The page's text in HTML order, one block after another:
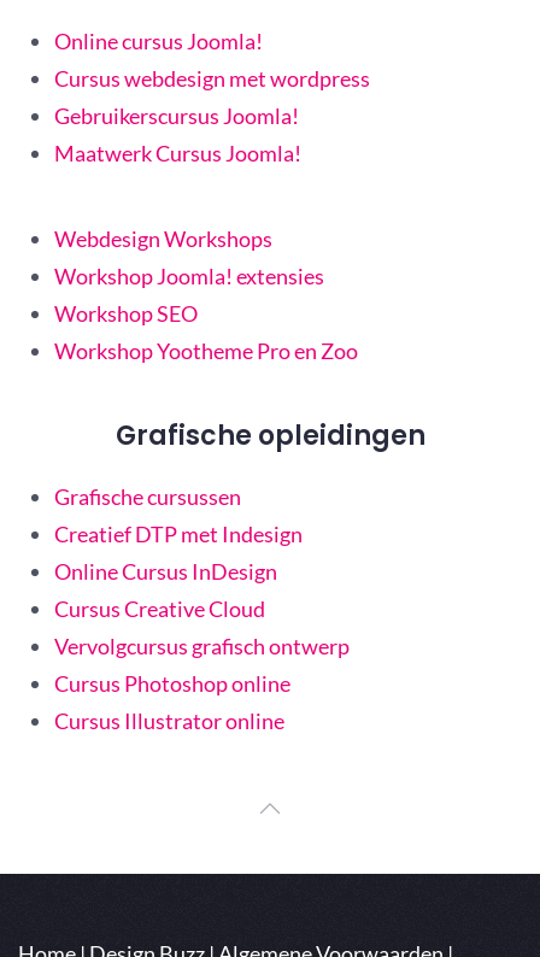
Online cursus Joomla!
Cursus webdesign met wordpress
Gebruikerscursus Joomla!
Maatwerk Cursus Joomla!
Webdesign Workshops
Workshop Joomla! extensies
Workshop SEO
Workshop Yootheme Pro en Zoo
Grafische opleidingen
Grafische cursussen
Creatief DTP met Indesign
Online Cursus InDesign
Cursus Creative Cloud
Vervolgcursus grafisch ontwerp
Cursus Photoshop online
Cursus Illustrator online